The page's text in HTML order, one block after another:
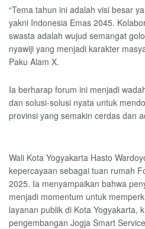
“Tema tahun ini adalah visi besar
yakni Indonesia Emas 2045.
swasta adalah wujud semangat
nyawiji yang menjadi karakter
Paku Alam X.
Ia berharap forum ini menjadi
dan solusi-solusi nyata untuk
provinsi yang semakin cerdas dan
Wali Kota Yogyakarta Hasto
kepercayaan sebagai tuan rumah
2025. Ia menyampaikan bahwa
menjadi momentum untuk
layanan publik di Kota Yogyakarta,
pengembangan Jogja Smart